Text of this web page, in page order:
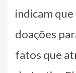
indicam
doações
fatos que